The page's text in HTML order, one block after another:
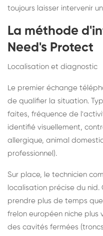
toujours laisser intervenir
La méthode
Need's Protect
Localisation et diagnostic
Le premier échange
de qualifier la situation.
faites, fréquence de
identifié visuellement,
allergique, animal
professionnel).
Sur place, le technicien
localisation précise du
prendre plus de temps
frelon européen niche plus
des cavités fermées